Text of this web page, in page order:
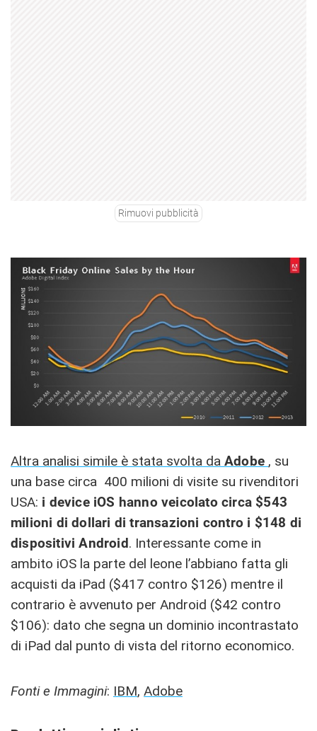
Rimuovi pubblicità
Altra analisi simile è stata svolta da Adobe , su
una base circa 400 milioni di visite su rivenditori
USA: i device iOS hanno veicolato circa $543
milioni di dollari di transazioni contro i $148 di
dispositivi Android. Interessante come in
ambito iOS la parte del leone l’abbiano fatta gli
acquisti da iPad ($417 contro $126) mentre il
contrario è avvenuto per Android ($42 contro
$106): dato che segna un dominio incontrastato
di iPad dal punto di vista del ritorno economico.
Fonti e Immagini: IBM, Adobe